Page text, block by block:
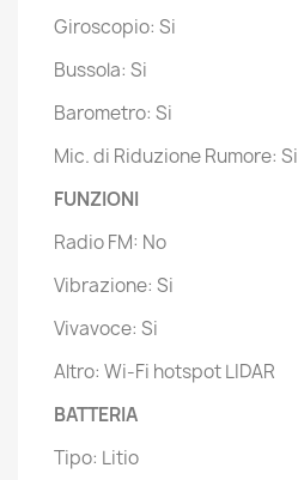
Giroscopio: Si
Bussola: Si
Barometro: Si
Mic. di Riduzione Rumore: Si
FUNZIONI
Radio FM: No
Vibrazione: Si
Vivavoce: Si
Altro: Wi-Fi hotspot LIDAR
BATTERIA
Tipo: Litio